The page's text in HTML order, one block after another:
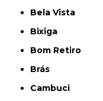
Bela Vista
Bixiga
Bom Retiro
Brás
Cambuci